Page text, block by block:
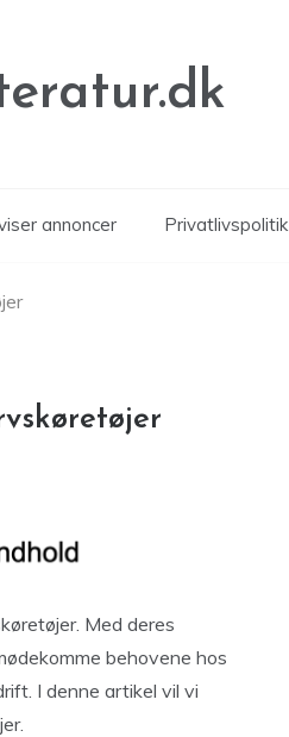
annoncer Privatlivspolitik
Med deres
behovene hos
I denne artikel vil vi